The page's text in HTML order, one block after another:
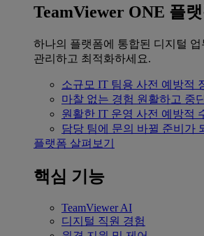
TeamViewer ONE 플
하나의 플랫폼에 통합된 디지털
관리하고 최적화하세요.
소규모 IT 팀용 사전 예방적
마찰 없는 경험 원활하고 중
원활한 IT 운영 사전 예방적
담당 팀에 문의 바뀔 준비가
플랫폼 살펴보기
핵심 기능
TeamViewer AI
디지털 직원 경험